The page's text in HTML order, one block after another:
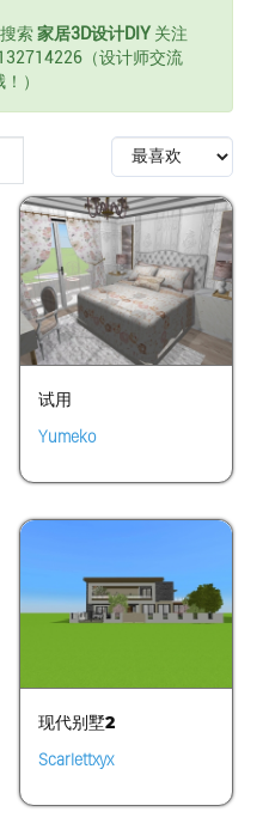
索家居3D设计DIY 关注
（设计师交流
）
试用
Yumeko
现代别墅2
Scarlettxyx